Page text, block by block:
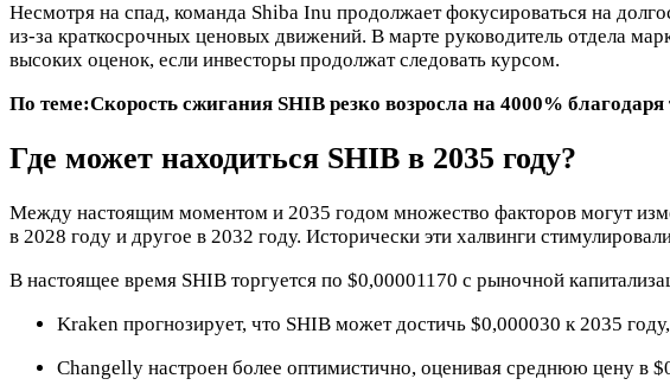
Несмотря на спад, команда Shiba Inu продолжает фокусироваться на
из-за краткосрочных ценовых движений. В марте руководитель отдела
высоких оценок, если инвесторы продолжат следовать курсом.
По теме:Скорость сжигания SHIB резко возросла на 4000%
Где может находиться SHIB в 2035 году?
Между настоящим моментом и 2035 годом множество факторов могут
в 2028 году и другое в 2032 году. Исторически эти халвинги
В настоящее время SHIB торгуется по $0,00001170 с рыночной
Kraken прогнозирует, что SHIB может достичь $0,000030 к 2035
Changelly настроен более оптимистично, оценивая среднюю цену в